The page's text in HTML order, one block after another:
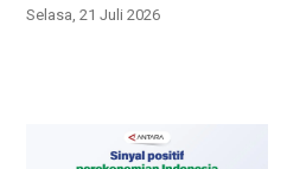
Selasa, 21 Juli 2026